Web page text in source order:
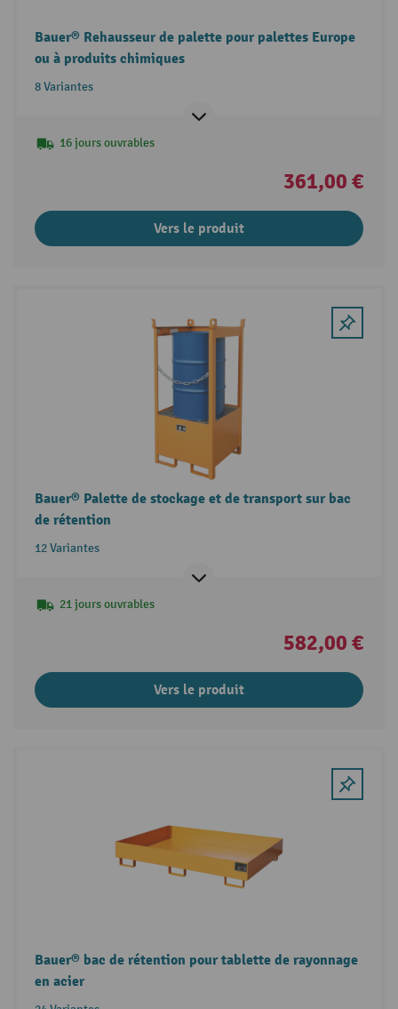
Bauer® Rehausseur de palette pour palettes Europe
ou à produits chimiques
8 Variantes
16 jours ouvrables
361,00 €
Vers le produit
Bauer® Palette de stockage et de transport sur bac
de rétention
12 Variantes
21 jours ouvrables
582,00 €
Vers le produit
Bauer® bac de rétention pour tablette de rayonnage
en acier